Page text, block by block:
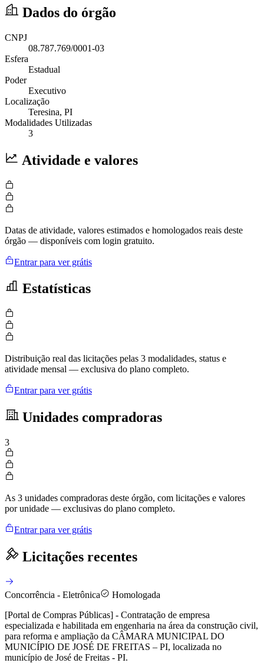
Dados do órgão
CNPJ
08.787.769/0001-03
Esfera
Estadual
Poder
Executivo
Localização
Teresina, PI
Modalidades Utilizadas
3
Atividade e valores
Datas de atividade, valores estimados e homologados reais deste
órgão — disponíveis com login gratuito.
Entrar para ver grátis
Estatísticas
Distribuição real das licitações pelas 3 modalidades, status e
atividade mensal — exclusiva do plano completo.
Entrar para ver grátis
Unidades compradoras
3
As 3 unidades compradoras deste órgão, com licitações e valores
por unidade — exclusivas do plano completo.
Entrar para ver grátis
Licitações recentes
Concorrência - Eletrônica
Homologada
[Portal de Compras Públicas] - Contratação de empresa
especializada e habilitada em engenharia na área da construção civil,
para reforma e ampliação da CÂMARA MUNICIPAL DO
MUNICÍPIO DE JOSÉ DE FREITAS – PI, localizada no
município de José de Freitas - PI.